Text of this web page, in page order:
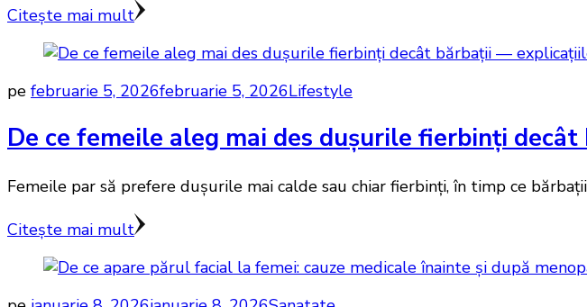
Citește mai mult
pe februarie 5, 2026februarie 5, 2026Lifestyle
De ce femeile aleg mai des dușurile fierbinți
Femeile par să prefere dușurile mai calde sau chiar fierbinți, în timp ce
Citește mai mult